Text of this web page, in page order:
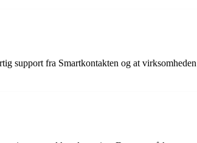
support fra Smartkontakten og at